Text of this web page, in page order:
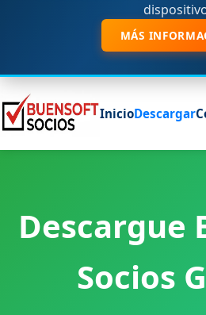
MÁS
InicioDescargar
Descargue
Socios